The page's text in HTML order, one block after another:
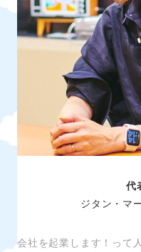
代
ジタン・マ
会社を起業します！って